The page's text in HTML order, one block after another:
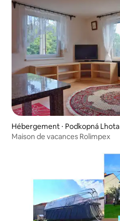
Hébergement ⋅ Podkopná Lhota
Maison de vacances Rolimpex